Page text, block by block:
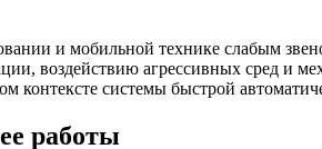
и мобильной технике слабым
воздействию агрессивных сред и
контексте системы быстрой
работы